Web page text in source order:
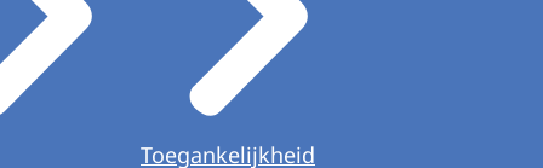
Toegankelijkheid